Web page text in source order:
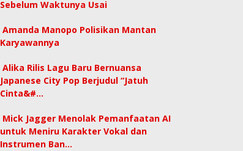
Sebelum Waktunya Usai
Amanda Manopo Polisikan Mantan
Karyawannya
Alika Rilis Lagu Baru Bernuansa
Japanese City Pop Berjudul “Jatuh
Cinta&#…
Mick Jagger Menolak Pemanfaatan AI
untuk Meniru Karakter Vokal dan
Instrumen Ban…